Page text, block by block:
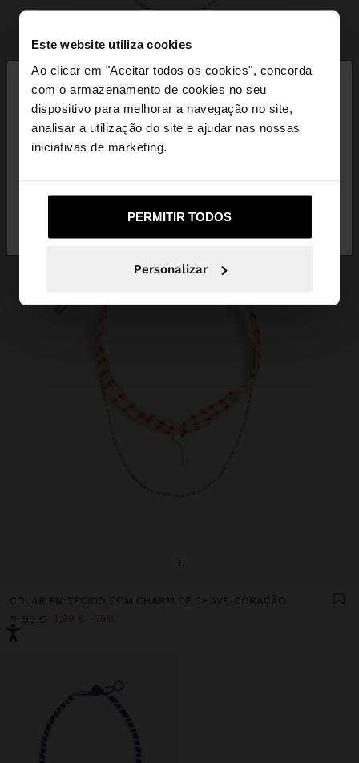
Este website utiliza cookies
Ao clicar em "Aceitar todos os cookies", concorda
com o armazenamento de cookies no seu
dispositivo para melhorar a navegação no site,
analisar a utilização do site e ajudar nas nossas
iniciativas de marketing.
PERMITIR TODOS
Personalizar
Está a aceder ao site a partir de Portugal. Deseja
navegar no nosso site United States?
+
COLAR EM TECIDO COM CHARM DE CHAVE-CORAÇÃO
15,99 €
3,99 € 75%